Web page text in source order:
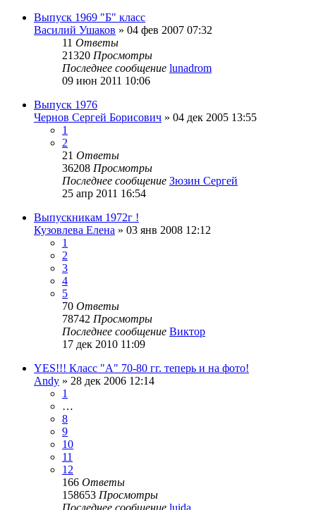
Выпуск 1969 "Б" класс
Василий Ушаков » 04 фев 2007 07:32
11 Ответы
21320 Просмотры
Последнее сообщение lunadrom
09 июн 2011 10:06
Выпуск 1976
Чернов Сергей Борисович » 04 дек 2005 13:55
1
2
21 Ответы
36208 Просмотры
Последнее сообщение Зюзин Сергей
25 апр 2011 16:54
Выпускникам 1972г !
Кузовлева Елена » 03 янв 2008 12:12
1
2
3
4
5
70 Ответы
78742 Просмотры
Последнее сообщение Виктор
17 дек 2010 11:09
YES!!! Класс "А" 70-80 гг. теперь и на фото!
Andy » 28 дек 2006 12:14
1
…
8
9
10
11
12
166 Ответы
158653 Просмотры
Последнее сообщение luida